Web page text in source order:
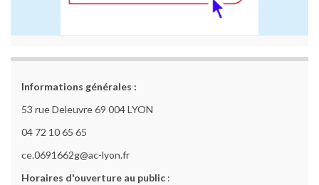
Informations générales :
53 rue Deleuvre 69 004 LYON
04 72 10 65 65
ce.0691662g@ac-lyon.fr
Horaires d'ouverture au public :